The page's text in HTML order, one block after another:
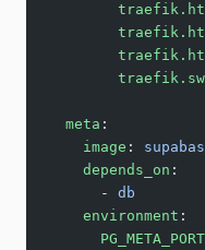
  meta
:
    image
:
    depends_on
:
      -
db
    environment
:
      PG_META_PORT